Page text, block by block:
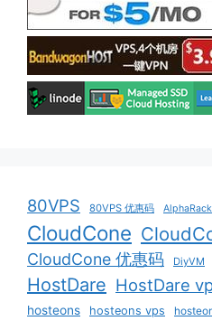
80VPS 80VPS 优惠码
CloudCone
CloudCone 优惠码 DiyVM
HostDare HostDare
hosteons hosteons vps